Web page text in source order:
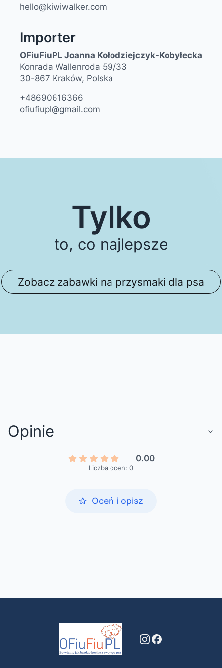
hello@kiwiwalker.com
Importer
OFiuFiuPL Joanna Kołodziejczyk-Kobyłecka
Konrada Wallenroda 59/33
30-867 Kraków, Polska
+48690616366
ofiufiupl@gmail.com
Tylko
to, co najlepsze
Zobacz zabawki na przysmaki dla psa
Opinie
0.00
Liczba ocen: 0
Oceń i opisz